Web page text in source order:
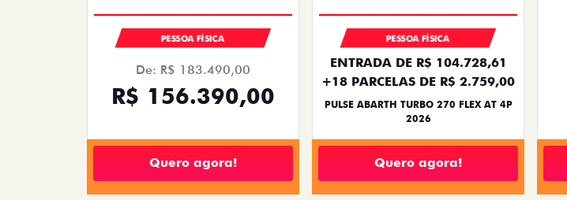
PESSOA FÍSICA
De: R$ 183.490,00
R$ 156.390,00
Quero agora!
PESSOA FÍSICA
ENTRADA DE R$ 104.728,61
+18 PARCELAS DE R$ 2.759,00
PULSE ABARTH TURBO 270 FLEX AT 4P
2026
Quero agora!